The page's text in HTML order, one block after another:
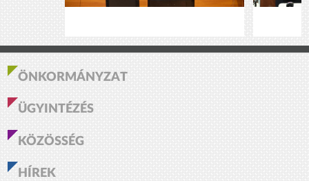
ÖNKORMÁNYZAT
ÜGYINTÉZÉS
KÖZÖSSÉG
HÍREK